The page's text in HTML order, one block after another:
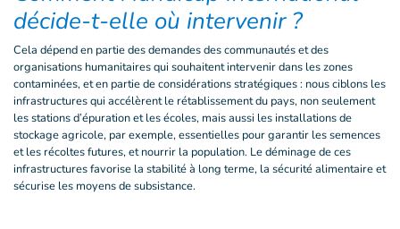
décide-t-elle où intervenir ?
Cela dépend en partie des demandes des communautés et des
organisations humanitaires qui souhaitent intervenir dans les zones
contaminées, et en partie de considérations stratégiques : nous ciblons les
infrastructures qui accélèrent le rétablissement du pays, non seulement
les stations d’épuration et les écoles, mais aussi les installations de
stockage agricole, par exemple, essentielles pour garantir les semences
et les récoltes futures, et nourrir la population. Le déminage de ces
infrastructures favorise la stabilité à long terme, la sécurité alimentaire et
sécurise les moyens de subsistance.